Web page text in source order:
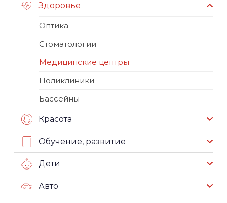
Здоровье
Оптика
Стоматологии
Медицинские центры
Поликлиники
Бассейны
Красота
Обучение, развитие
Дети
Авто